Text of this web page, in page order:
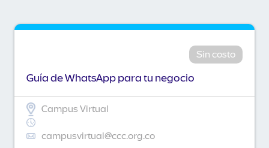
Sin costo
Guía de WhatsApp para tu negocio
Campus Virtual
campusvirtual@ccc.org.co